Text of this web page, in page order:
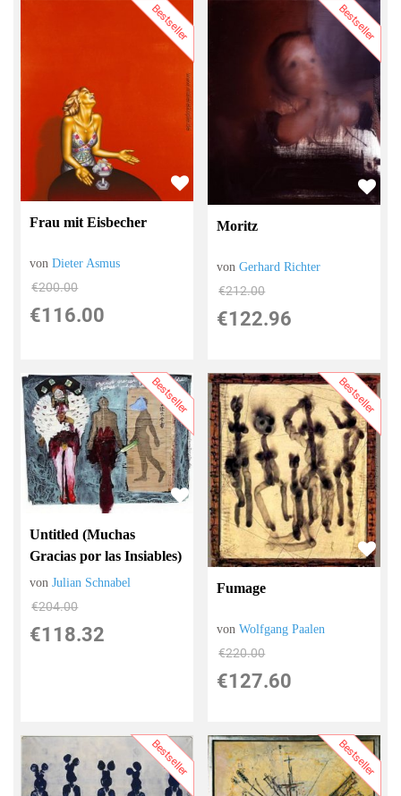
Bestseller
Frau mit Eisbecher
vonDieter Asmus
€200.00
€116.00
Bestseller
Moritz
vonGerhard Richter
€212.00
€122.96
Bestseller
Untitled (Muchas
Gracias por las Insiables)
vonJulian Schnabel
€204.00
€118.32
Bestseller
Fumage
vonWolfgang Paalen
€220.00
€127.60
Bestseller Bestseller